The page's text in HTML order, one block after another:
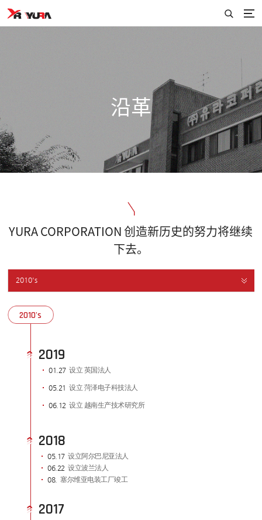
沿革
YURA CORPORATION 创造新历史的努力将继续
下去。
2010's
2010's
2019
01.27 设立 英国法人
05.21 设立 菏泽电子科技法人
06.12 设立 越南生产技术研究所
2018
05.17 设立阿尔巴尼亚法人
06.22 设立波兰法人
08. 塞尔维亚电装工厂竣工
2017